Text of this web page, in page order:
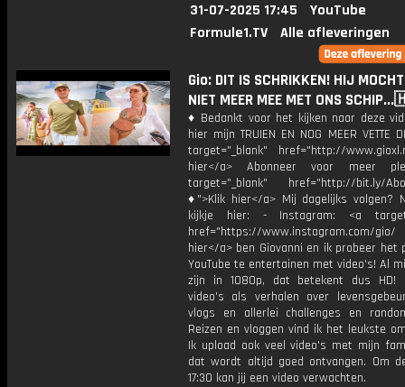
31-07-2025 17:45
YouTube
Formule1.TV
Alle afleveringen
Gio: DIT IS SCHRIKKEN! HIJ
NIET MEER MEE MET ONS
♦ Bedankt voor het kijken naar deze
hier mijn TRUIEN EN NOG MEER VETTE
target="_blank" href="http://
hier</a> Abonneer voor meer
target="_blank" href="http://bit.ly/
♦">Klik hier</a> Mij dagelijks volgen?
kijkje hier: - Instagram: <a
href="https://www.instagram.com/
hier</a> ben Giovanni en ik probeer het
YouTube te entertainen met video's! Al
zijn in 1080p, dat betekent dus HD!
video's als verhalen over
vlogs en allerlei challenges en
Reizen en vloggen vind ik het leukste
Ik upload ook veel video's met mijn
dat wordt altijd goed ontvangen. Om
17:30 kan jij een video verwachten.